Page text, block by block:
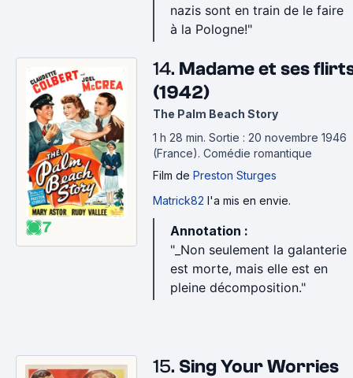
nazis sont en train de le faire
à la Pologne!"
7
14. Madame et ses
(1942)
The Palm Beach Story
1 h 28 min. Sortie : 20 novembre 1946
(France). Comédie romantique
Film de Preston Sturges
Matrick82 l'a mis en envie.
Annotation :
"_Non seulement la galanterie
est morte, mais elle est en
pleine décomposition."
15. Sing Your Worries